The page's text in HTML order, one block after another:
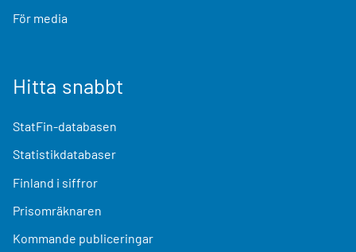
För media
Hitta snabbt
StatFin-databasen
Statistikdatabaser
Finland i siffror
Prisomräknaren
Kommande publiceringar